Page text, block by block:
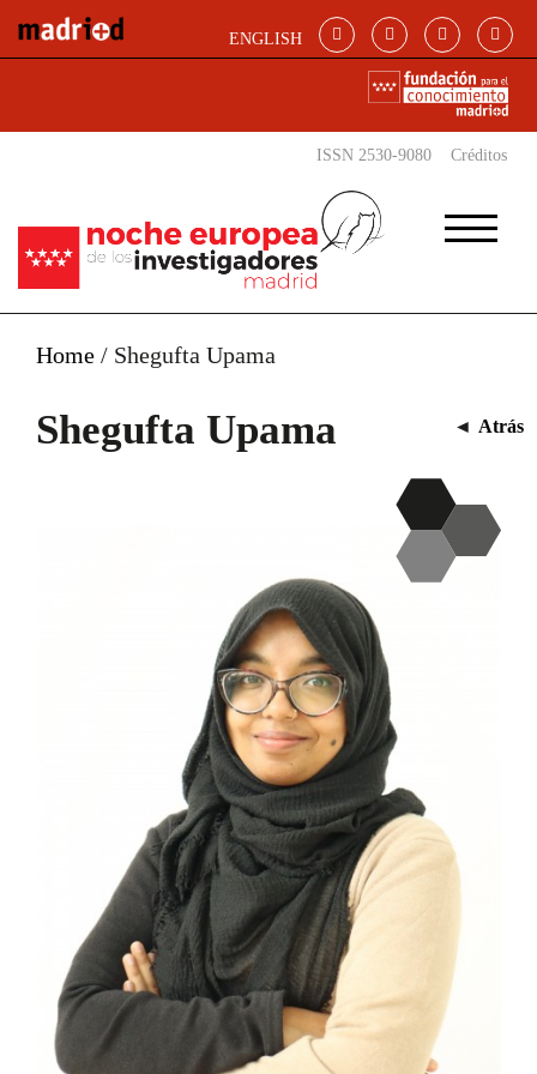
ENGLISH
ISSN 2530-9080 Créditos
Home / Shegufta Upama
Shegufta Upama ◄ Atrás